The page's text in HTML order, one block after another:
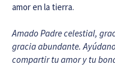
amor en la tierra.
Amado Padre celestial,
gracia abundante.
compartir tu amor y tu